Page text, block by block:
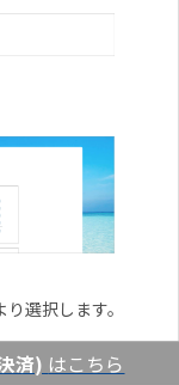
選択します。
済) はこちら